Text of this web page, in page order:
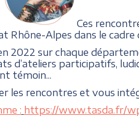
Ces
Rhône-Alpes dans le cadre
2022 sur chaque
d’ateliers participatifs,
témoin...
les rencontres et vous
: https://www.tasda.fr/